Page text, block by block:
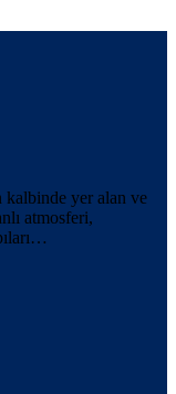
kalbinde yer alan ve
atmosferi,